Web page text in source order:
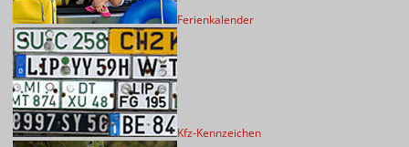
Ferienkalender
Kfz-Kennzeichen